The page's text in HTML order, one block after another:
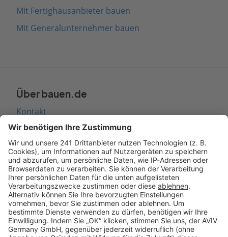
Mit Fertighausanbieter bauen
Mit Generalunternehmer bauen
Über bauen.de
Kontakt
Seitenaufbau
Barrierefreiheit
Cookie Einstellungen
Rechtliches
AGB-Übersicht
Datenschutz